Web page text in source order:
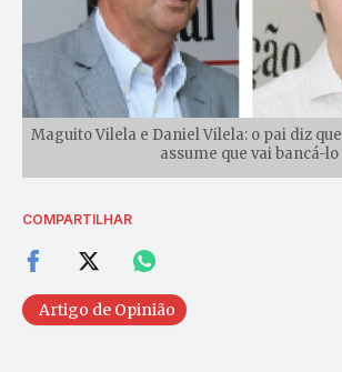
Maguito Vilela e Daniel Vilela: o pai diz
assume que vai bancá-lo
COMPARTILHAR
Artigo de Opinião